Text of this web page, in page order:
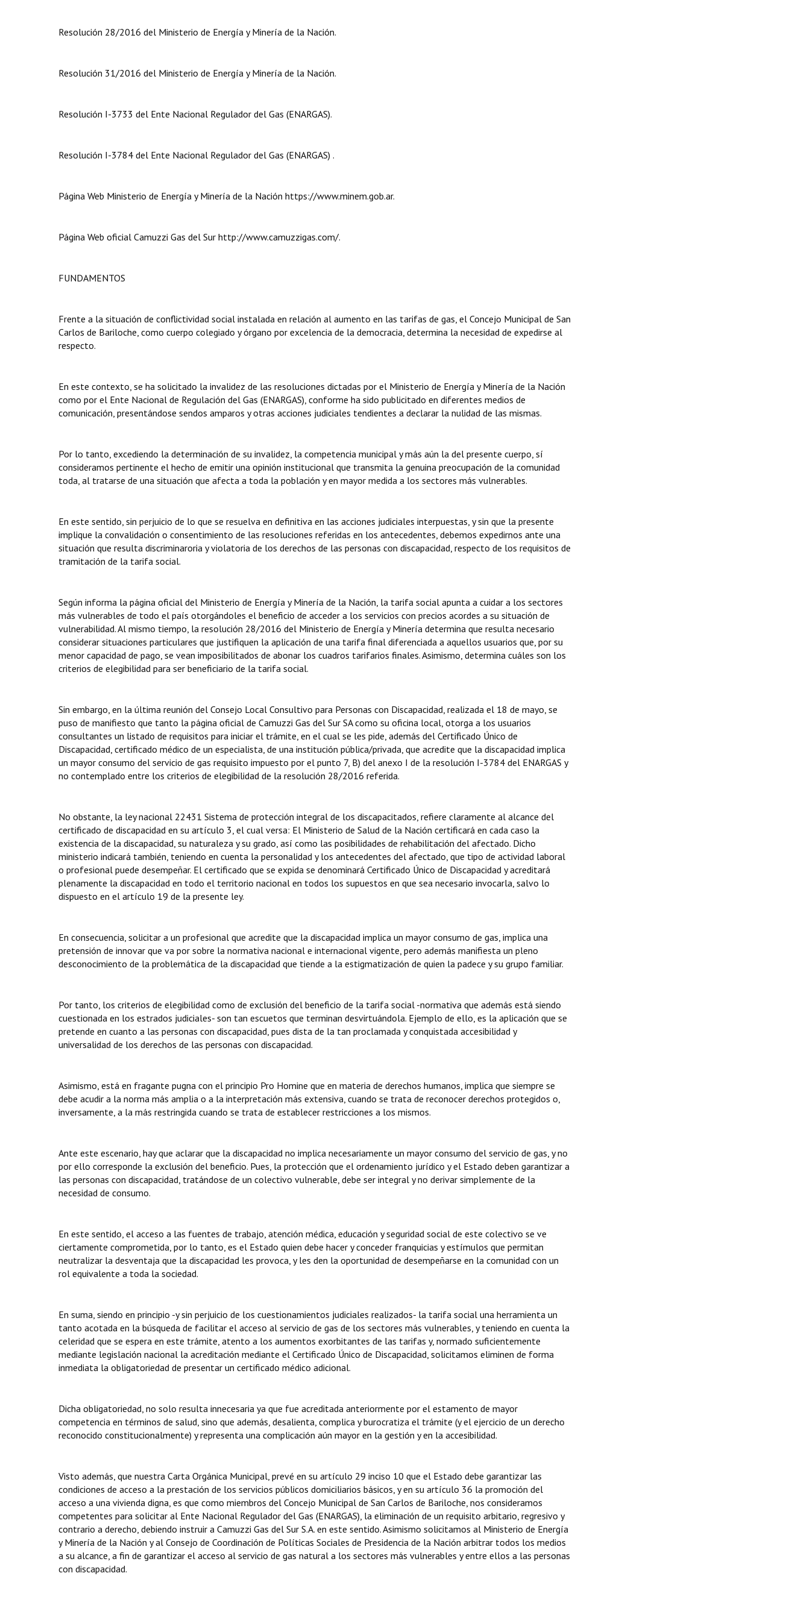
Resolución 28/2016 del Ministerio de Energía y Minería de la Nación.
Resolución 31/2016 del Ministerio de Energía y Minería de la Nación.
Resolución I-3733 del Ente Nacional Regulador del Gas (ENARGAS).
Resolución I-3784 del Ente Nacional Regulador del Gas (ENARGAS) .
Página Web Ministerio de Energía y Minería de la Nación https://www.minem.gob.ar.
Página Web oficial Camuzzi Gas del Sur http://www.camuzzigas.com/.
FUNDAMENTOS
Frente a la situación de conflictividad social instalada en relación al aumento en las tarifas de gas, el Concejo Municipal de San
Carlos de Bariloche, como cuerpo colegiado y órgano por excelencia de la democracia, determina la necesidad de expedirse al
respecto.
En este contexto, se ha solicitado la invalidez de las resoluciones dictadas por el Ministerio de Energía y Minería de la Nación
como por el Ente Nacional de Regulación del Gas (ENARGAS), conforme ha sido publicitado en diferentes medios de
comunicación, presentándose sendos amparos y otras acciones judiciales tendientes a declarar la nulidad de las mismas.
Por lo tanto, excediendo la determinación de su invalidez, la competencia municipal y más aún la del presente cuerpo, sí
consideramos pertinente el hecho de emitir una opinión institucional que transmita la genuina preocupación de la comunidad
toda, al tratarse de una situación que afecta a toda la población y en mayor medida a los sectores más vulnerables.
En este sentido, sin perjuicio de lo que se resuelva en definitiva en las acciones judiciales interpuestas, y sin que la presente
implique la convalidación o consentimiento de las resoluciones referidas en los antecedentes, debemos expedirnos ante una
situación que resulta discriminaroria y violatoria de los derechos de las personas con discapacidad, respecto de los requisitos de
tramitación de la tarifa social.
Según informa la página oficial del Ministerio de Energía y Minería de la Nación, la tarifa social apunta a cuidar a los sectores
más vulnerables de todo el país otorgándoles el beneficio de acceder a los servicios con precios acordes a su situación de
vulnerabilidad. Al mismo tiempo, la resolución 28/2016 del Ministerio de Energía y Minería determina que resulta necesario
considerar situaciones particulares que justifiquen la aplicación de una tarifa final diferenciada a aquellos usuarios que, por su
menor capacidad de pago, se vean imposibilitados de abonar los cuadros tarifarios finales. Asimismo, determina cuáles son los
criterios de elegibilidad para ser beneficiario de la tarifa social.
Sin embargo, en la última reunión del Consejo Local Consultivo para Personas con Discapacidad, realizada el 18 de mayo, se
puso de manifiesto que tanto la página oficial de Camuzzi Gas del Sur SA como su oficina local, otorga a los usuarios
consultantes un listado de requisitos para iniciar el trámite, en el cual se les pide, además del Certificado Único de
Discapacidad, certificado médico de un especialista, de una institución pública/privada, que acredite que la discapacidad implica
un mayor consumo del servicio de gas requisito impuesto por el punto 7, B) del anexo I de la resolución I-3784 del ENARGAS y
no contemplado entre los criterios de elegibilidad de la resolución 28/2016 referida.
No obstante, la ley nacional 22431 Sistema de protección integral de los discapacitados, refiere claramente al alcance del
certificado de discapacidad en su artículo 3, el cual versa: El Ministerio de Salud de la Nación certificará en cada caso la
existencia de la discapacidad, su naturaleza y su grado, así como las posibilidades de rehabilitación del afectado. Dicho
ministerio indicará también, teniendo en cuenta la personalidad y los antecedentes del afectado, que tipo de actividad laboral
o profesional puede desempeñar. El certificado que se expida se denominará Certificado Único de Discapacidad y acreditará
plenamente la discapacidad en todo el territorio nacional en todos los supuestos en que sea necesario invocarla, salvo lo
dispuesto en el artículo 19 de la presente ley.
En consecuencia, solicitar a un profesional que acredite que la discapacidad implica un mayor consumo de gas, implica una
pretensión de innovar que va por sobre la normativa nacional e internacional vigente, pero además manifiesta un pleno
desconocimiento de la problemática de la discapacidad que tiende a la estigmatización de quien la padece y su grupo familiar.
Por tanto, los criterios de elegibilidad como de exclusión del beneficio de la tarifa social -normativa que además está siendo
cuestionada en los estrados judiciales- son tan escuetos que terminan desvirtuándola. Ejemplo de ello, es la aplicación que se
pretende en cuanto a las personas con discapacidad, pues dista de la tan proclamada y conquistada accesibilidad y
universalidad de los derechos de las personas con discapacidad.
Asimismo, está en fragante pugna con el principio Pro Homine que en materia de derechos humanos, implica que siempre se
debe acudir a la norma más amplia o a la interpretación más extensiva, cuando se trata de reconocer derechos protegidos o,
inversamente, a la más restringida cuando se trata de establecer restricciones a los mismos.
Ante este escenario, hay que aclarar que la discapacidad no implica necesariamente un mayor consumo del servicio de gas, y no
por ello corresponde la exclusión del beneficio. Pues, la protección que el ordenamiento jurídico y el Estado deben garantizar a
las personas con discapacidad, tratándose de un colectivo vulnerable, debe ser integral y no derivar simplemente de la
necesidad de consumo.
En este sentido, el acceso a las fuentes de trabajo, atención médica, educación y seguridad social de este colectivo se ve
ciertamente comprometida, por lo tanto, es el Estado quien debe hacer y conceder franquicias y estímulos que permitan
neutralizar la desventaja que la discapacidad les provoca, y les den la oportunidad de desempeñarse en la comunidad con un
rol equivalente a toda la sociedad.
En suma, siendo en principio -y sin perjuicio de los cuestionamientos judiciales realizados- la tarifa social una herramienta un
tanto acotada en la búsqueda de facilitar el acceso al servicio de gas de los sectores más vulnerables, y teniendo en cuenta la
celeridad que se espera en este trámite, atento a los aumentos exorbitantes de las tarifas y, normado suficientemente
mediante legislación nacional la acreditación mediante el Certificado Único de Discapacidad, solicitamos eliminen de forma
inmediata la obligatoriedad de presentar un certificado médico adicional.
Dicha obligatoriedad, no solo resulta innecesaria ya que fue acreditada anteriormente por el estamento de mayor
competencia en términos de salud, sino que además, desalienta, complica y burocratiza el trámite (y el ejercicio de un derecho
reconocido constitucionalmente) y representa una complicación aún mayor en la gestión y en la accesibilidad.
Visto además, que nuestra Carta Orgánica Municipal, prevé en su artículo 29 inciso 10 que el Estado debe garantizar las
condiciones de acceso a la prestación de los servicios públicos domiciliarios básicos, y en su artículo 36 la promoción del
acceso a una vivienda digna, es que como miembros del Concejo Municipal de San Carlos de Bariloche, nos consideramos
competentes para solicitar al Ente Nacional Regulador del Gas (ENARGAS), la eliminación de un requisito arbitario, regresivo y
contrario a derecho, debiendo instruir a Camuzzi Gas del Sur S.A. en este sentido. Asimismo solicitamos al Ministerio de Energía
y Minería de la Nación y al Consejo de Coordinación de Políticas Sociales de Presidencia de la Nación arbitrar todos los medios
a su alcance, a fin de garantizar el acceso al servicio de gas natural a los sectores más vulnerables y entre ellos a las personas
con discapacidad.